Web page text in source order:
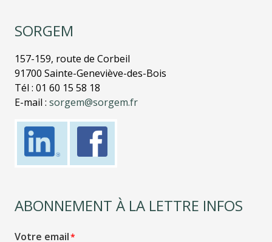
SORGEM
157-159, route de Corbeil
91700 Sainte-Geneviève-des-Bois
Tél : 01 60 15 58 18
E-mail : sorgem@sorgem.fr
ABONNEMENT À LA LETTRE INFOS
Votre email